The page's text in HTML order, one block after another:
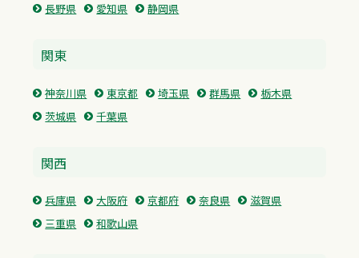
長野県
愛知県 静岡県
関東
神奈川県 東京都 埼玉県 群馬県
栃木県
茨城県
千葉県
関西
兵庫県 大阪府 京都府 奈良県
滋賀県
三重県
和歌山県